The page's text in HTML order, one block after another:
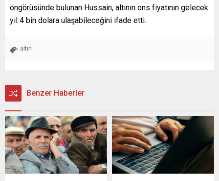
öngörüsünde bulunan Hussain, altının ons fiyatının gelecek
yıl 4 bin dolara ulaşabileceğini ifade etti.
altın
Benzer Haberler